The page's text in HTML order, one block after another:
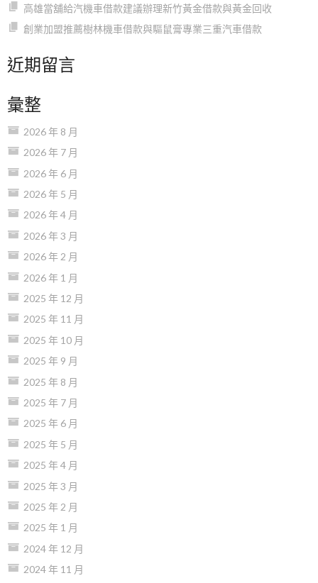
高雄當舖給汽機車借款建議辦理新竹黃金借款與黃金回收
創業加盟推薦樹林機車借款與驅鼠膏專業三重汽車借款
近期留言
彙整
2026 年 8 月
2026 年 7 月
2026 年 6 月
2026 年 5 月
2026 年 4 月
2026 年 3 月
2026 年 2 月
2026 年 1 月
2025 年 12 月
2025 年 11 月
2025 年 10 月
2025 年 9 月
2025 年 8 月
2025 年 7 月
2025 年 6 月
2025 年 5 月
2025 年 4 月
2025 年 3 月
2025 年 2 月
2025 年 1 月
2024 年 12 月
2024 年 11 月